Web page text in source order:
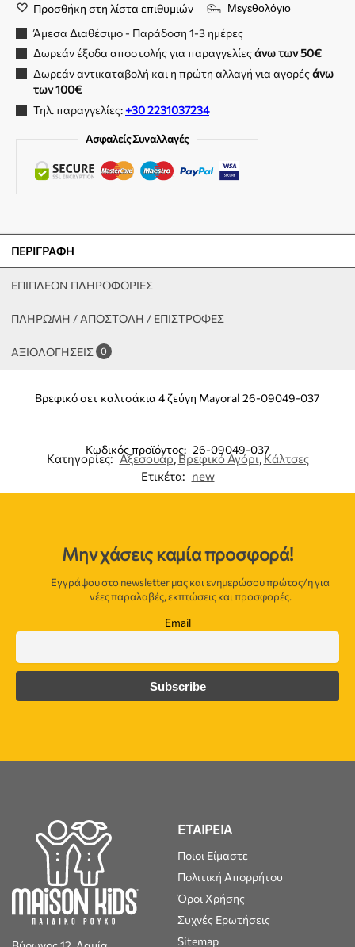
Προσθήκη στη λίστα επιθυμιών Μεγεθολόγιο
Άμεσα Διαθέσιμο - Παράδοση 1-3 ημέρες
Δωρεάν έξοδα αποστολής για παραγγελίεςάνω των 50€
Δωρεάν αντικαταβολή και η πρώτη αλλαγή για αγορέςάνω
των 100€
Τηλ. παραγγελίες:+30 2231037234
Ασφαλείς Συναλλαγές
ΠΕΡΙΓΡΑΦΉ
ΕΠΙΠΛΈΟΝ ΠΛΗΡΟΦΟΡΊΕΣ
ΠΛΗΡΩΜΗ / ΑΠΟΣΤΟΛΗ / ΕΠΙΣΤΡΟΦΕΣ
ΑΞΙΟΛΟΓΉΣΕΙΣ 0
Βρεφικό σετ καλτσάκια 4 ζεύγη Mayoral 26-09049-037
Κωδικός προϊόντος: 26-09049-037
Κατηγορίες: Αξεσουάρ,Βρεφικό Αγόρι,Κάλτσες
Ετικέτα: new
Μην χάσεις καμία προσφορά!
Εγγράψου στο newsletter μας και ενημερώσου πρώτος/η για
νέες παραλαβές, εκπτώσεις και προσφορές.
Email
ΕΤΑΙΡΕΙΑ
Ποιοι Είμαστε
Πολιτική Απορρήτου
Όροι Χρήσης
Συχνές Ερωτήσεις
Sitemap